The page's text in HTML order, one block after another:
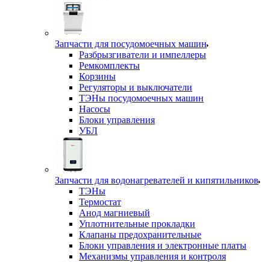
Запчасти для посудомоечных машин
Разбрызгиватели и импеллеры
Ремкомплекты
Корзины
Регуляторы и выключатели
ТЭНы посудомоечных машин
Насосы
Блоки управления
УБЛ
Запчасти для водонагревателей и кипятильников
ТЭНы
Термостат
Анод магниевый
Уплотнительные прокладки
Клапаны предохранительные
Блоки управления и электронные платы
Механизмы управления и контроля